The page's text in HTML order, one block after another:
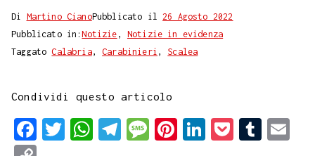
Di Martino CianoPubblicato il26 Agosto 2022
Pubblicato in:Notizie , Notizie in evidenza
TaggatoCalabria,Carabinieri , Scalea
Condividi questo articolo
F
T
W
T
M
P
L
T